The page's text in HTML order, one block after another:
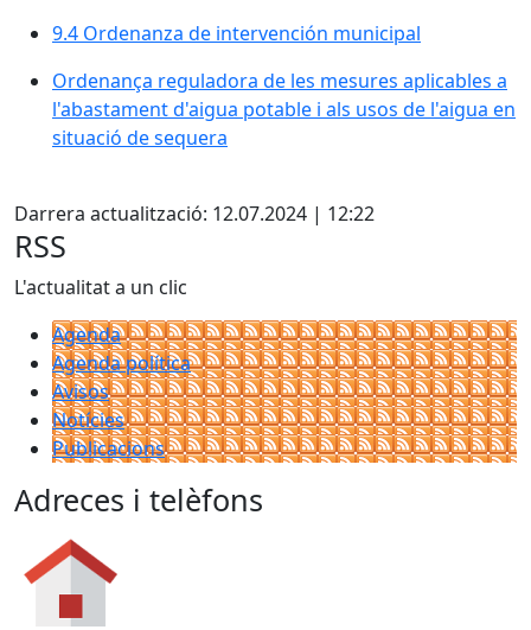
9.4 Ordenanza de intervención municipal
Ordenança reguladora de les mesures aplicables a
l'abastament d'aigua potable i als usos de l'aigua en
situació de sequera
Darrera actualització: 12.07.2024 | 12:22
RSS
L'actualitat a un clic
Agenda
Agenda política
Avisos
Notícies
Publicacions
Adreces i telèfons